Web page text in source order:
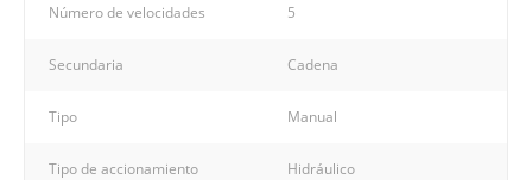
Número de velocidades 5
Secundaria Cadena
Tipo Manual
Tipo de accionamiento Hidráulico